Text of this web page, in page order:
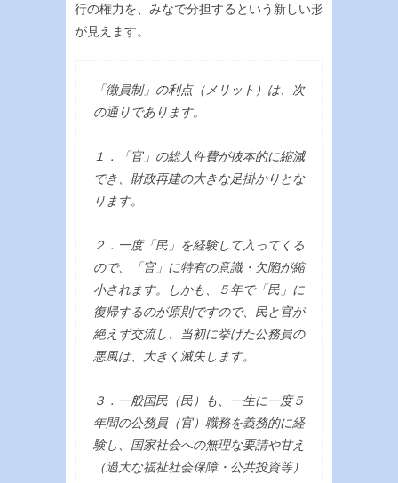
行の権力を、みなで分担するという新しい形
が見えます。
「徴員制」の利点（メリット）は、次
の通りであります。
１．「官」の総人件費が抜本的に縮減
でき、財政再建の大きな足掛かりとな
ります。
２．一度「民」を経験して入ってくる
ので、「官」に特有の意識・欠陥が縮
小されます。しかも、５年で「民」に
復帰するのが原則ですので、民と官が
絶えず交流し、当初に挙げた公務員の
悪風は、大きく滅失します。
３．一般国民（民）も、一生に一度５
年間の公務員（官）職務を義務的に経
験し、国家社会への無理な要請や甘え
（過大な福祉社会保障・公共投資等）